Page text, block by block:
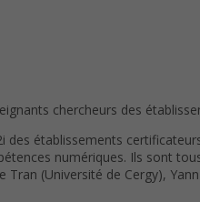
chercheurs des
des établissements
numériques. Ils sont
Tran (Université de Cergy),